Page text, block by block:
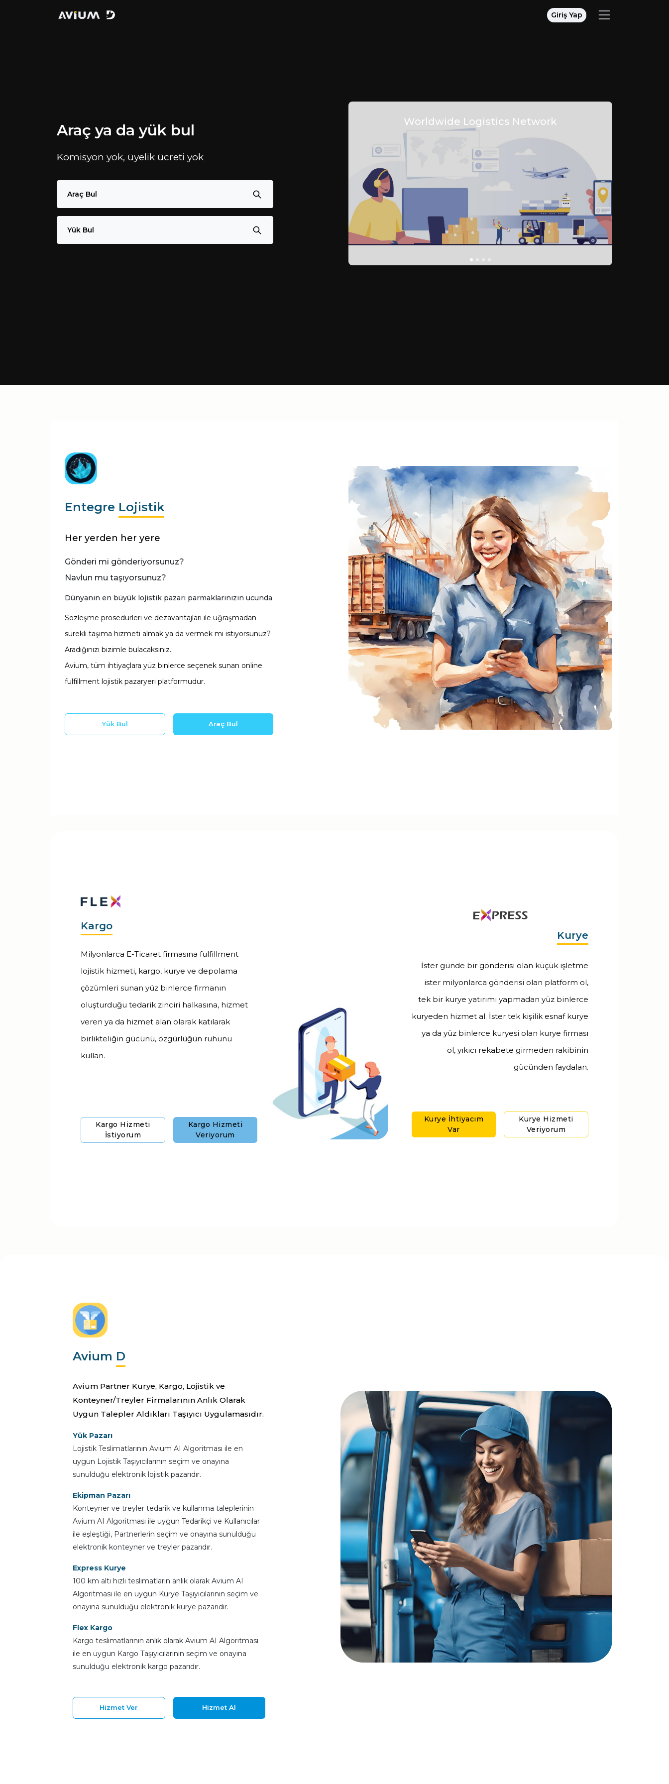
Giriş Yap
Araç ya da yük bul
Komisyon yok, üyelik ücreti yok
Araç Bul
Yük Bul
Worldwide Logistics Network
Entegre Lojistik
Her yerden her yere
Gönderi mi gönderiyorsunuz?
Navlun mu taşıyorsunuz?
Dünyanın en büyük lojistik pazarı parmaklarınızın ucunda
Sözleşme prosedürleri ve dezavantajları ile uğraşmadan
sürekli taşıma hizmeti almak ya da vermek mi istiyorsunuz?
Aradığınızı bizimle bulacaksınız.
Avium, tüm ihtiyaçlara yüz binlerce seçenek sunan online
fulfillment lojistik pazaryeri platformudur.
Yük Bul Araç Bul
Kargo
Milyonlarca E-Ticaret firmasına fulfillment
lojistik hizmeti, kargo, kurye ve depolama
çözümleri sunan yüz binlerce firmanın
oluşturduğu tedarik zinciri halkasına, hizmet
veren ya da hizmet alan olarak katılarak
birlikteliğin gücünü, özgürlüğün ruhunu
kullan.
Kargo Hizmeti
İstiyorum
Kargo Hizmeti
Veriyorum
Kurye
İster günde bir gönderisi olan küçük işletme
ister milyonlarca gönderisi olan platform ol,
tek bir kurye yatırımı yapmadan yüz binlerce
kuryeden hizmet al. İster tek kişilik esnaf kurye
ya da yüz binlerce kuryesi olan kurye firması
ol, yıkıcı rekabete girmeden rakibinin
gücünden faydalan.
Kurye İhtiyacım
Var
Kurye Hizmeti
Veriyorum
Avium D
Avium Partner Kurye, Kargo, Lojistik ve
Konteyner/Treyler Firmalarının Anlık Olarak
Uygun Talepler Aldıkları Taşıyıcı Uygulamasıdır.
Yük Pazarı
Lojistik Teslimatlarının Avium AI Algoritması ile en
uygun Lojistik Taşıyıcılarının seçim ve onayına
sunulduğu elektronik lojistik pazarıdır.
Ekipman Pazarı
Konteyner ve treyler tedarik ve kullanma taleplerinin
Avium AI Algoritması ile uygun Tedarikçi ve Kullanıcılar
ile eşleştiği, Partnerlerin seçim ve onayına sunulduğu
elektronik konteyner ve treyler pazarıdır.
Express Kurye
100 km altı hızlı teslimatların anlık olarak Avium AI
Algoritması ile en uygun Kurye Taşıyıcılarının seçim ve
onayına sunulduğu elektronik kurye pazarıdır.
Flex Kargo
Kargo teslimatlarının anlık olarak Avium AI Algoritması
ile en uygun Kargo Taşıyıcılarının seçim ve onayına
sunulduğu elektronik kargo pazarıdır.
Hizmet Ver Hizmet Al